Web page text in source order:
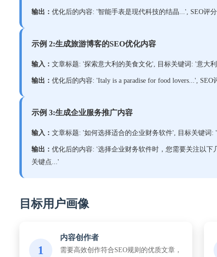
输出： 优化后的内容: '智能手表是现代科技的结晶...', SEO评
示例 2:生成旅游博客的SEO优化内容
输入： 文章标题: '探索意大利的美食文化', 目标关键词: '意大
输出： 优化后的内容: 'Italy is a paradise for food lovers...',
示例 3:生成企业服务推广内容
输入： 文章标题: '如何选择适合的企业财务软件', 目标关键词
输出： 优化后的内容: '选择企业财务软件时，您需要关注以
关键点...'
目标用户画像
1
内容创作者
需要高效创作符合SEO规则的优质文章，